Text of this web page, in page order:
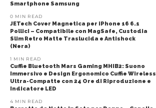
Smartphone Samsung
0 MIN READ
JETech Cover Magnetica per iPhone 16 6.1
Pollici – Compatibile con MagSafe, Custodia
Slim Retro Matte Traslucida e Antishock
(Nera)
1 MIN READ
Cuffie Bluetooth Mars Gaming MHIB2: Suono
Immersivo e Design Ergonomico Cuffie Wireless
Ultra-Compatte con 24 Ore di Riproduzione e
Indicatore LED
4 MIN READ